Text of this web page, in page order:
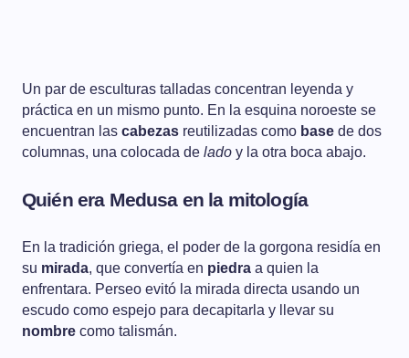
Un par de esculturas talladas concentran leyenda y
práctica en un mismo punto. En la esquina noroeste se
encuentran las cabezas reutilizadas como base de dos
columnas, una colocada de lado y la otra boca abajo.
Quién era Medusa en la mitología
En la tradición griega, el poder de la gorgona residía en
su mirada, que convertía en piedra a quien la
enfrentara. Perseo evitó la mirada directa usando un
escudo como espejo para decapitarla y llevar su
nombre como talismán.